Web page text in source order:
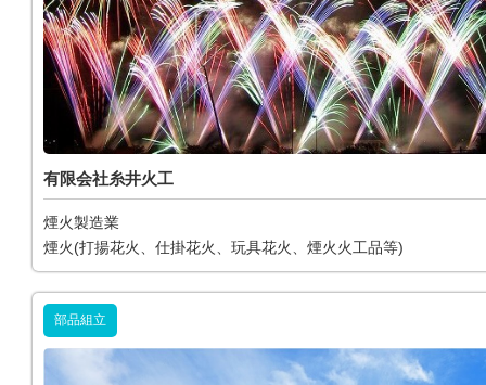
有限会社糸井火工
煙火製造業
煙火(打揚花火、仕掛花火、玩具花火、煙火火工品等)
部品組立